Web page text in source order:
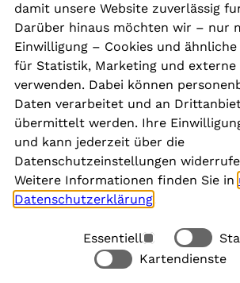
Kontakt
Presse
Aktuelles
Karriere
Newsletter
Social Media
Rechtliches
damit unsere Website zuverlässig
Darüber hinaus möchten wir – nur
Einwilligung – Cookies und ähnliche
für Statistik, Marketing und externe
verwenden. Dabei können
Daten verarbeitet und an
übermittelt werden. Ihre
und kann jederzeit über die
Datenschutzeinstellungen
Weitere Informationen finden Sie in
Datenschutzerklärung
Essentiell
Kartendienste